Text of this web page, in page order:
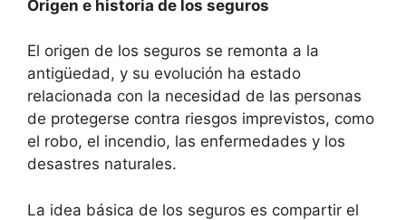
Origen e historia de los seguros
El origen de los seguros se remonta a la
antigüedad, y su evolución ha estado
relacionada con la necesidad de las personas
de protegerse contra riesgos imprevistos, como
el robo, el incendio, las enfermedades y los
desastres naturales.
La idea básica de los seguros es compartir el